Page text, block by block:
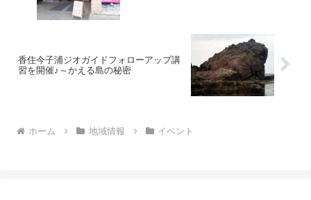
香住今子浦ジオガイドフォローアップ講
習を開催♪～かえる島の秘密
ホーム 地域情報 イベント